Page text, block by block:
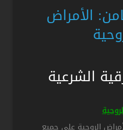
الأمراض
الشرعية
الروحية على جميع